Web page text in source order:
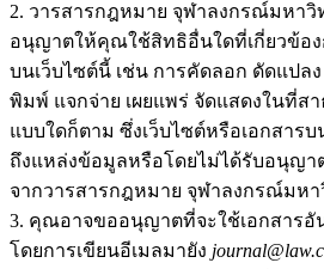
2. วารสารกฎหมาย จุฬาลงกรณ์มหาวิ
อนุญาตให้คุณใช้สิทธิอื่นใดที่เกี่ยวข้อง
บนเว็บไซต์นี้ เช่น การคัดลอก ดัดแปล
พิมพ์ แจกจ่าย เผยแพร่ จัดแสดงในที่ส
แบบใดก็ตาม ซึ่งเว็บไซต์หรือเอกสารบ
ถึงแหล่งข้อมูลหรือโดยไม่ได้รับอนุญ
จากวารสารกฎหมาย จุฬาลงกรณ์มหา
3. คุณอาจขออนุญาตที่จะใช้เอกสาร
โดยการเขียนอีเมลมายัง